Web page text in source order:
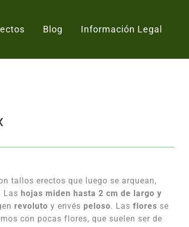
Blog Información Legal
tallos erectos que luego se arquean,
Las hojas miden hasta 2 cm de largo y
revoluto y envés peloso. Las flores se
con pocas flores, que suelen ser de